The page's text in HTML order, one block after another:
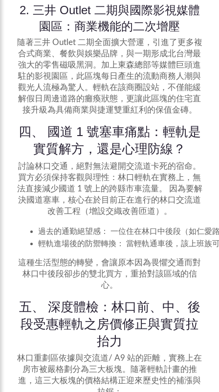
2. 三井 Outlet 二期與國際影視媒體
園區：商業機能的二次增壓
隨著三井 Outlet 二期全面擴大營運，引進了更多複
合式商業、餐飲與娛樂品牌，與一期形成北台灣最
強大的零售磁吸黑洞。加上東森總部等媒體巨頭進
駐的影視園區，此區塊每日產生的流動商務人潮與
觀光人流極為驚人。輕軌在該商圈設站，不僅能緩
解假日周邊道路的癱瘓狀態，更讓此區塊的住宅直
接升級為具備商業與捷運雙重紅利的保值金磚。
四、 國道 1 號塞車痛點：輕軌是
實質解方，還是心理防線？
討論林口 交通，絕對無法避開交流道卡死的宿命。
買方必須保持客觀與理性：林口輕軌在實務上，無
法直接減少國道 1 號上的跨縣市車流量。 因為要解
決國道塞車，核心在於目前正在進行的林口交流道
改善工程（增設交織改善匝道）。
過去的通勤絕望感： 一位住在林口中後段（如仁愛
輕軌進場後的防禦轉換： 當輕軌通車後，該上班族
這種生活型態的轉變，會讓原本因為畏懼交通而對
林口中後段卻步的雙北買方，重拾對該區域的信
心。
五、 深度體檢：林口前、中、後
段受惠輕軌之房價修正與實質拉
抬力
林口重劃區依據與交流道/ A9 站的距離，實務上在
房市被嚴格劃分為三大板塊。隨著輕軌計畫的推
進，這三大板塊的價格結構正迎來歷史性的補漲與